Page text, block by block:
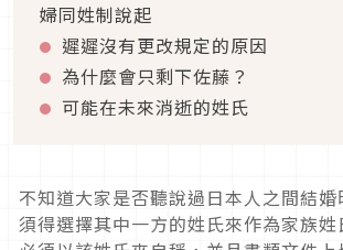
婦同姓制說起
遲遲沒有更改規定的原因
為什麼會只剩下佐藤？
可能在未來消逝的姓氏
不知道大家是否聽說過日本人之間結
須得選擇其中一方的姓氏來作為家族